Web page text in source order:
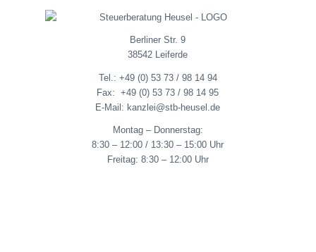
Berliner Str. 9
38542 Leiferde
Tel.: +49 (0) 53 73 / 98 14 94
Fax: +49 (0) 53 73 / 98 14 95
E-Mail: kanzlei@stb-heusel.de
Montag – Donnerstag:
8:30 – 12:00 / 13:30 – 15:00 Uhr
Freitag: 8:30 – 12:00 Uhr